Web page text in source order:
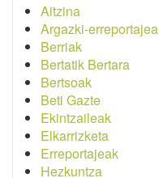
Aitzina
Argazki-erreportajea
Berriak
Bertatik Bertara
Bertsoak
Beti Gazte
Ekintzaileak
Elkarrizketa
Erreportajeak
Hezkuntza